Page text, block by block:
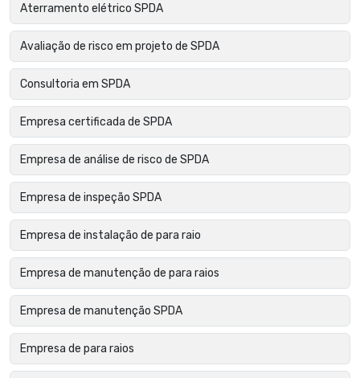
Aterramento elétrico SPDA
Avaliação de risco em projeto de SPDA
Consultoria em SPDA
Empresa certificada de SPDA
Empresa de análise de risco de SPDA
Empresa de inspeção SPDA
Empresa de instalação de para raio
Empresa de manutenção de para raios
Empresa de manutenção SPDA
Empresa de para raios